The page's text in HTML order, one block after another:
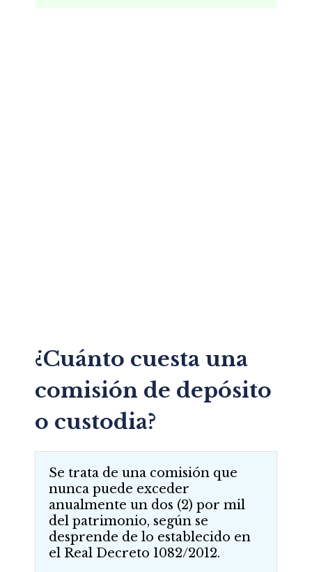
¿Cuánto cuesta una
comisión de depósito
o custodia?
Se trata de una comisión que
nunca puede exceder
anualmente un dos (2) por mil
del patrimonio, según se
desprende de lo establecido en
el Real Decreto 1082/2012.